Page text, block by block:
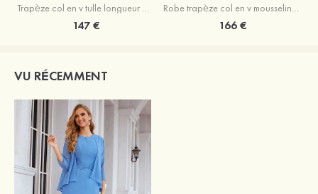
Trapèze col en v tulle longueur mollet robe de mère de la mariée avec appliqué paillettes ceinture
147 €
Robe trapèze col en v mousseline longueur mollet robe de mère de la mariée avec perle
166 €
VU RÉCEMMENT